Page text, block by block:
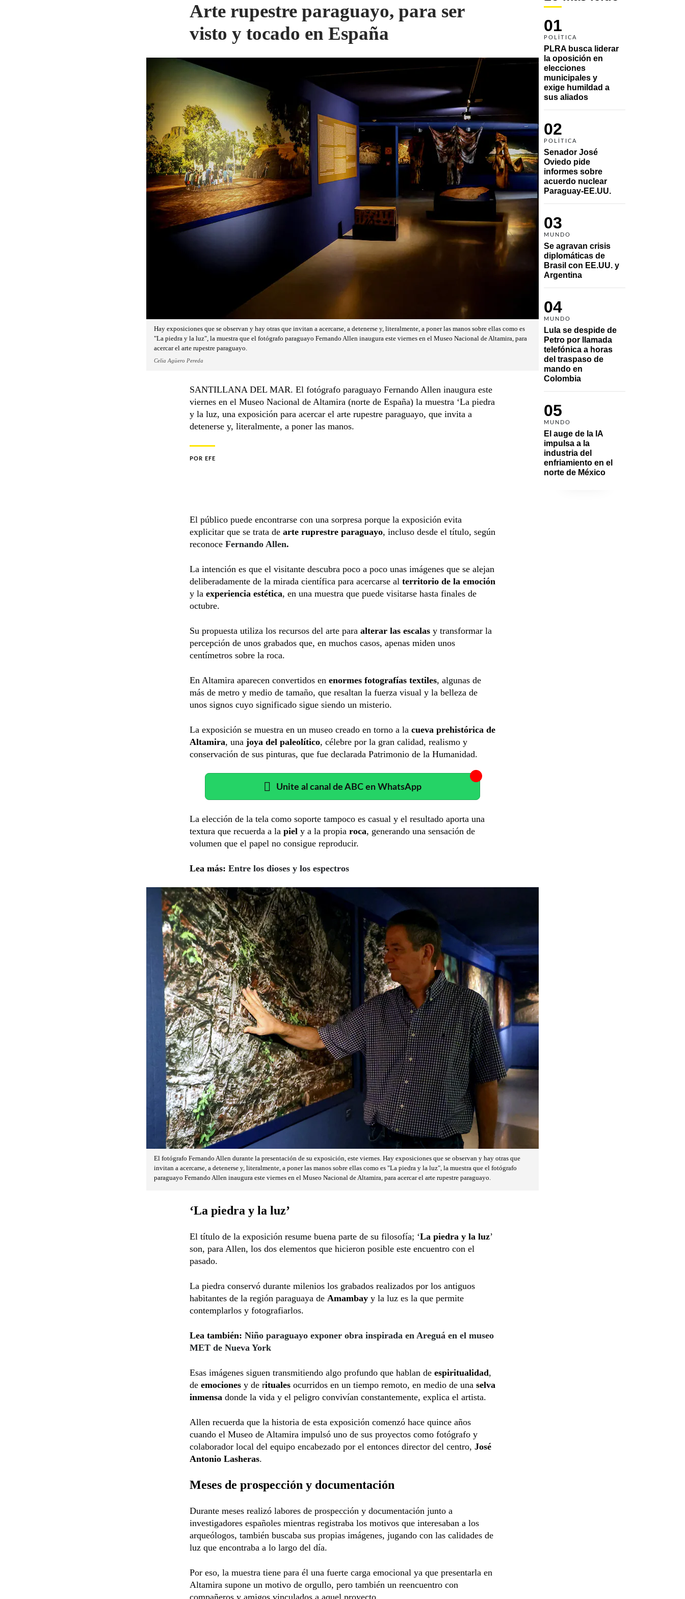
01
POLÍTICA
PLRA busca liderar
la oposición en
elecciones
municipales y
exige humildad a
sus aliados
02
POLÍTICA
Senador José
Oviedo pide
informes sobre
acuerdo nuclear
Paraguay-EE.UU.
03
MUNDO
Se agravan crisis
diplomáticas de
Brasil con EE.UU. y
Argentina
04
MUNDO
Lula se despide de
Petro por llamada
telefónica a horas
del traspaso de
mando en
Colombia
05
MUNDO
El auge de la IA
impulsa a la
industria del
enfriamiento en el
norte de México
Arte rupestre paraguayo, para ser
visto y tocado en España
Hay exposiciones que se observan y hay otras que invitan a acercarse, a detenerse y, literalmente, a poner las manos sobre ellas como es
"La piedra y la luz", la muestra que el fotógrafo paraguayo Fernando Allen inaugura este viernes en el Museo Nacional de Altamira, para
acercar el arte rupestre paraguayo.
Celia Agüero Pereda
SANTILLANA DEL MAR. El fotógrafo paraguayo Fernando Allen inaugura este
viernes en el Museo Nacional de Altamira (norte de España) la muestra ‘La piedra
y la luz, una exposición para acercar el arte rupestre paraguayo, que invita a
detenerse y, literalmente, a poner las manos.
POR EFE
El público puede encontrarse con una sorpresa porque la exposición evita
explicitar que se trata de arte ruprestre paraguayo, incluso desde el título, según
reconoce Fernando Allen.
La intención es que el visitante descubra poco a poco unas imágenes que se alejan
deliberadamente de la mirada científica para acercarse al territorio de la emoción
y la experiencia estética, en una muestra que puede visitarse hasta finales de
octubre.
Su propuesta utiliza los recursos del arte para alterar las escalas y transformar la
percepción de unos grabados que, en muchos casos, apenas miden unos
centímetros sobre la roca.
En Altamira aparecen convertidos en enormes fotografías textiles, algunas de
más de metro y medio de tamaño, que resaltan la fuerza visual y la belleza de
unos signos cuyo significado sigue siendo un misterio.
La exposición se muestra en un museo creado en torno a la cueva prehistórica de
Altamira, una joya del paleolítico, célebre por la gran calidad, realismo y
conservación de sus pinturas, que fue declarada Patrimonio de la Humanidad.
Unite al canal de ABC en WhatsApp
La elección de la tela como soporte tampoco es casual y el resultado aporta una
textura que recuerda a la piel y a la propia roca, generando una sensación de
volumen que el papel no consigue reproducir.
Lea más: Entre los dioses y los espectros
El fotógrafo Fernando Allen durante la presentación de su exposición, este viernes. Hay exposiciones que se observan y hay otras que
invitan a acercarse, a detenerse y, literalmente, a poner las manos sobre ellas como es "La piedra y la luz", la muestra que el fotógrafo
paraguayo Fernando Allen inaugura este viernes en el Museo Nacional de Altamira, para acercar el arte rupestre paraguayo.
‘La piedra y la luz’
El título de la exposición resume buena parte de su filosofía; ‘La piedra y la luz’
son, para Allen, los dos elementos que hicieron posible este encuentro con el
pasado.
La piedra conservó durante milenios los grabados realizados por los antiguos
habitantes de la región paraguaya de Amambay y la luz es la que permite
contemplarlos y fotografiarlos.
Lea también: Niño paraguayo exponer obra inspirada en Areguá en el museo
MET de Nueva York
Esas imágenes siguen transmitiendo algo profundo que hablan de espiritualidad,
de emociones y de rituales ocurridos en un tiempo remoto, en medio de una selva
inmensa donde la vida y el peligro convivían constantemente, explica el artista.
Allen recuerda que la historia de esta exposición comenzó hace quince años
cuando el Museo de Altamira impulsó uno de sus proyectos como fotógrafo y
colaborador local del equipo encabezado por el entonces director del centro, José
Antonio Lasheras.
Meses de prospección y documentación
Durante meses realizó labores de prospección y documentación junto a
investigadores españoles mientras registraba los motivos que interesaban a los
arqueólogos, también buscaba sus propias imágenes, jugando con las calidades de
luz que encontraba a lo largo del día.
Por eso, la muestra tiene para él una fuerte carga emocional ya que presentarla en
Altamira supone un motivo de orgullo, pero también un reencuentro con
compañeros y amigos vinculados a aquel proyecto.